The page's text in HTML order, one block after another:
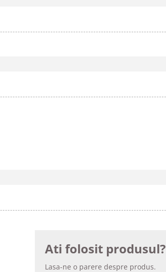
Ati folosit produsul?
Lasa-ne o parere despre produs.